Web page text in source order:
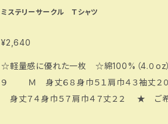
ミステリーサークル Ｔシャツ
¥2,640
☆軽量感に優れた一枚 ☆綿100%（4.０oz） ☆サイズ単位㎝ Ｓ 身丈
９ Ｍ 身丈６８身巾５１肩巾４３袖
身丈７４身巾５７肩巾４７丈２２ ★ ご希